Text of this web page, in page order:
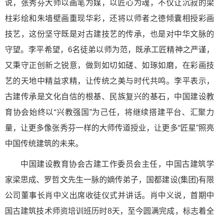
说，张秀芬大师以画笔为媒，以匠心为魂，不仅让沉寂的梁
柱彩绘和朱墙壁画重现华彩，还将以师者之德倾囊相授彩画
技艺，这份坚守既是对古建技艺的传承，也是对中华文脉的
守望。李平希望，6名徒弟以师为范，既承工匠精神之严谨，
又秉守正创新之锐意，做到如切如磋、如琢如磨，在彩画技
艺的天地中精益求精，让传统之美与时代共鸣。李平表示，
古建传承是文化自信的根基、民族复兴的基石，中国建设教
育协会始终以“兴教强国”为己任，将继续搭建平台、汇聚力
量，让更多像张秀芬一样的大师传道授业，让更多“匠星”照亮
中国传统建筑的未来。
中国建设教育协会古建工作委员会主任，中国古建筑学
家梁思成、罗哲文先生一脉的嫡传弟子，国都建设(集团)有限
公司董事长肖中义出席收徒仪式并讲话。肖中义说，首期中
国古建筑技术师资培训班历时8天，至今圆满完成，标志着全